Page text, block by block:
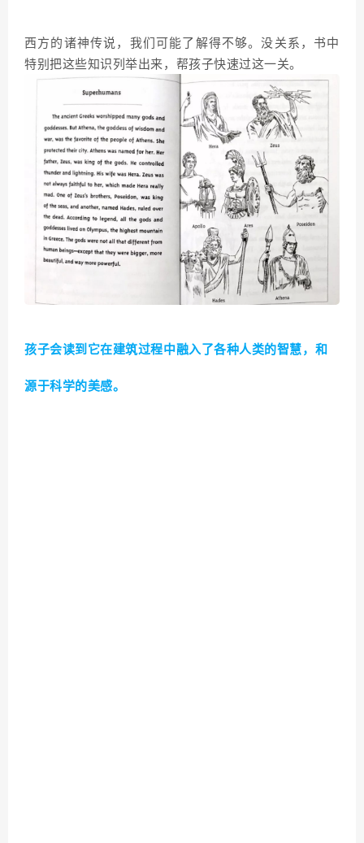
西方的诸神传说，我们可能了解得不够。没关系，书中
特别把这些知识列举出来，帮孩子快速过这一关。
孩子会读到它在建筑过程中融入了各种人类的智慧，和
源于科学的美感。